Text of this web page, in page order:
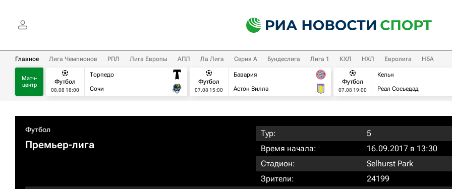
Главное Лига Чемпионов РПЛ Лига Европы АПЛ Ла Лига Серия А Бундеслига Лига 1 КХЛ НХЛ Евролига НБА
Матч-
центр
Футбол
08.08 18:00
Торпедо
Сочи
Футбол
07.08 15:00
Бавария
Астон Вилла
Футбол
07.08 19:00
Кельн
Реал Сосьедад
Футбол
Премьер-лига
Тур:
5
Время начала:
16.09.2017 в 13:30
Стадион:
Selhurst Park
Зрители:
24199